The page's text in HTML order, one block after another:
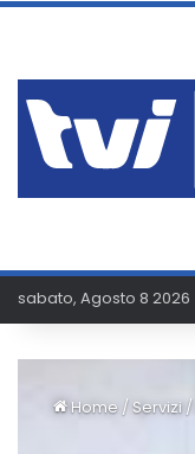
sabato, Agosto 8 2026
Home /Servizi /